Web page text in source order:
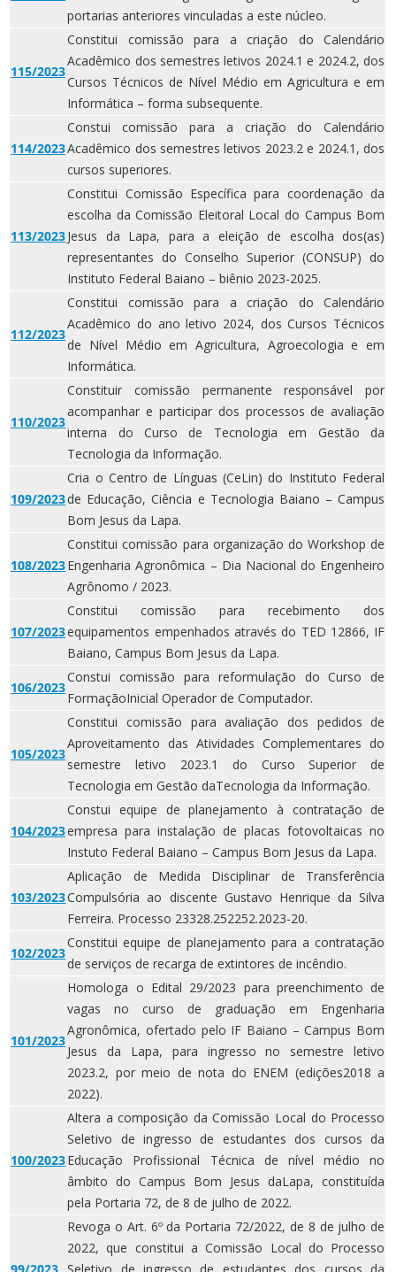
portarias anteriores vinculadas a este núcleo.
115/2023
Constitui comissão para a criação do Calendário
Acadêmico dos semestres letivos 2024.1 e 2024.2, dos
Cursos Técnicos de Nível Médio em Agricultura e em
Informática – forma subsequente.
114/2023
Constui comissão para a criação do Calendário
Acadêmico dos semestres letivos 2023.2 e 2024.1, dos
cursos superiores.
113/2023
Constitui Comissão Específica para coordenação da
escolha da Comissão Eleitoral Local do Campus Bom
Jesus da Lapa, para a eleição de escolha dos(as)
representantes do Conselho Superior (CONSUP) do
Instituto Federal Baiano – biênio 2023-2025.
112/2023
Constitui comissão para a criação do Calendário
Acadêmico do ano letivo 2024, dos Cursos Técnicos
de Nível Médio em Agricultura, Agroecologia e em
Informática.
110/2023
Constituir comissão permanente responsável por
acompanhar e participar dos processos de avaliação
interna do Curso de Tecnologia em Gestão da
Tecnologia da Informação.
109/2023
Cria o Centro de Línguas (CeLin) do Instituto Federal
de Educação, Ciência e Tecnologia Baiano – Campus
Bom Jesus da Lapa.
108/2023
Constitui comissão para organização do Workshop de
Engenharia Agronômica – Dia Nacional do Engenheiro
Agrônomo / 2023.
107/2023
Constitui comissão para recebimento dos
equipamentos empenhados através do TED 12866, IF
Baiano, Campus Bom Jesus da Lapa.
106/2023
Constui comissão para reformulação do Curso de
FormaçãoInicial Operador de Computador.
105/2023
Constitui comissão para avaliação dos pedidos de
Aproveitamento das Atividades Complementares do
semestre letivo 2023.1 do Curso Superior de
Tecnologia em Gestão daTecnologia da Informação.
104/2023
Constui equipe de planejamento à contratação de
empresa para instalação de placas fotovoltaicas no
Instuto Federal Baiano – Campus Bom Jesus da Lapa.
103/2023
Aplicação de Medida Disciplinar de Transferência
Compulsória ao discente Gustavo Henrique da Silva
Ferreira. Processo 23328.252252.2023-20.
102/2023
Constitui equipe de planejamento para a contratação
de serviços de recarga de extintores de incêndio.
101/2023
Homologa o Edital 29/2023 para preenchimento de
vagas no curso de graduação em Engenharia
Agronômica, ofertado pelo IF Baiano – Campus Bom
Jesus da Lapa, para ingresso no semestre letivo
2023.2, por meio de nota do ENEM (edições2018 a
2022).
100/2023
Altera a composição da Comissão Local do Processo
Seletivo de ingresso de estudantes dos cursos da
Educação Profissional Técnica de nível médio no
âmbito do Campus Bom Jesus daLapa, constituída
pela Portaria 72, de 8 de julho de 2022.
Revoga o Art. 6º da Portaria 72/2022, de 8 de julho de
2022, que constitui a Comissão Local do Processo